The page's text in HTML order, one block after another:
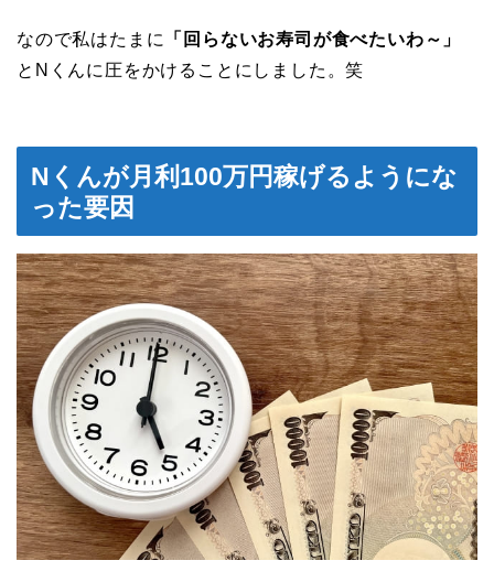
なので私はたまに
「回らないお寿司が食べたいわ～」
とNくんに圧をかけることにしました。笑
Nくんが月利100万円稼げるようにな
った要因